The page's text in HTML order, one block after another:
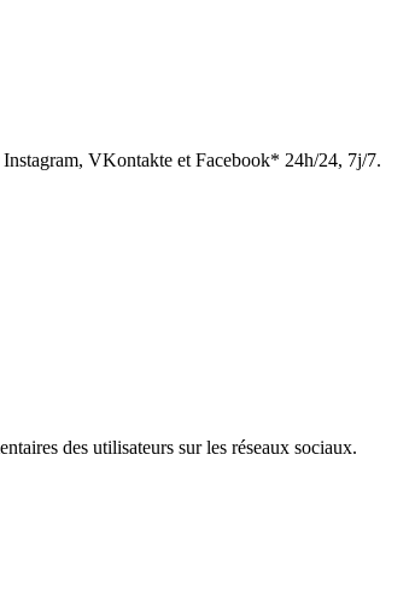
Instagram, VKontakte et Facebook* 24h/24, 7j/7.
des utilisateurs sur les réseaux sociaux.